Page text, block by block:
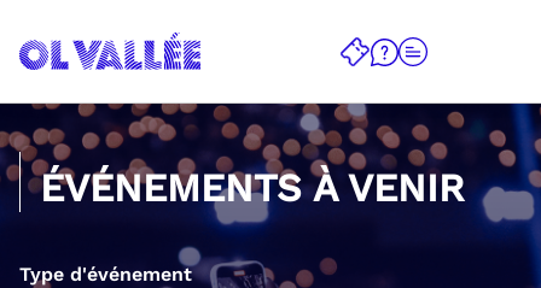
ÉVÉNEMENTS À VENIR
Type d'événement